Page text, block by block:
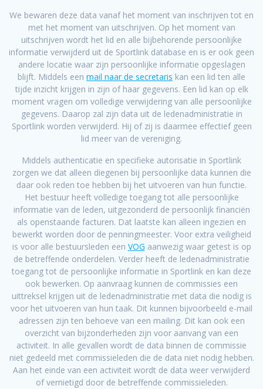
We bewaren deze data vanaf het moment van inschrijven tot en
met het moment van uitschrijven. Op het moment van
uitschrijven wordt het lid en alle bijbehorende persoonlijke
informatie verwijderd uit de Sportlink database en is er ook geen
andere locatie waar zijn persoonlijke informatie opgeslagen
blijft. Middels een mail naar de secretaris kan een lid ten alle
tijde inzicht krijgen in zijn of haar gegevens. Een lid kan op elk
moment vragen om volledige verwijdering van alle persoonlijke
gegevens. Daarop zal zijn data uit de ledenadministratie in
Sportlink worden verwijderd. Hij of zij is daarmee effectief geen
lid meer van de vereniging.
Middels authenticatie en specifieke autorisatie in Sportlink
zorgen we dat alleen diegenen bij persoonlijke data kunnen die
daar ook reden toe hebben bij het uitvoeren van hun functie.
Het bestuur heeft volledige toegang tot alle persoonlijke
informatie van de leden, uitgezonderd de persoonlijk financiën
als openstaande facturen. Dat laatste kan alleen ingezien en
bewerkt worden door de penningmeester. Voor extra veiligheid
is voor alle bestuursleden een VOG aanwezig waar getest is op
de betreffende onderdelen. Verder heeft de ledenadministratie
toegang tot de persoonlijke informatie in Sportlink en kan deze
ook bewerken. Op aanvraag kunnen de commissies een
uittreksel krijgen uit de ledenadministratie met data die nodig is
voor het uitvoeren van hun taak. Dit kunnen bijvoorbeeld e-mail
adressen zijn ten behoeve van een mailing. Dit kan ook een
overzicht van bijzonderheden zijn voor aanvang van een
activiteit. In alle gevallen wordt de data binnen de commissie
niet gedeeld met commissieleden die de data niet nodig hebben.
Aan het einde van een activiteit wordt de data weer verwijderd
of vernietigd door de betreffende commissieleden.